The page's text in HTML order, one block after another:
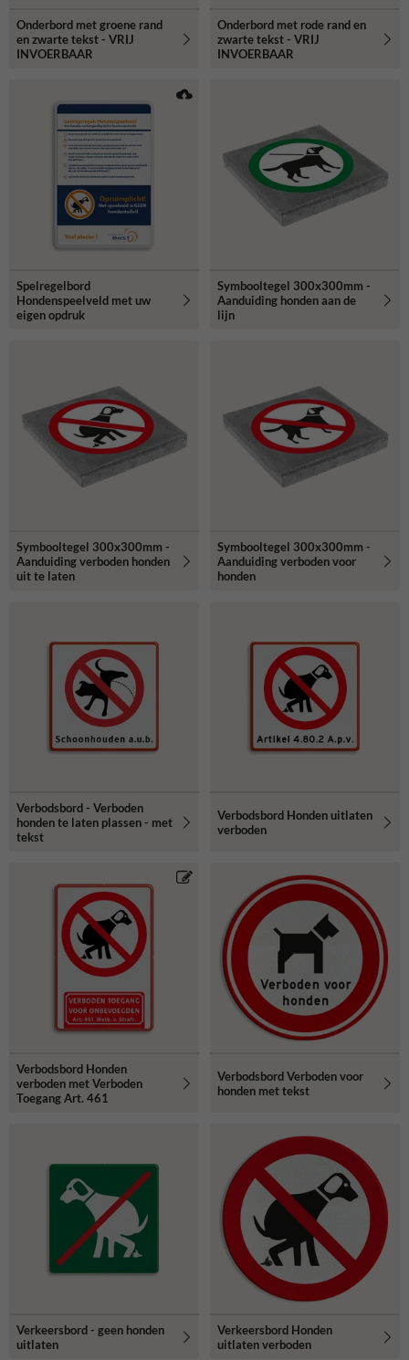
Onderbord met groene rand
en zwarte tekst - VRIJ
INVOERBAAR
Onderbord met rode rand en
zwarte tekst - VRIJ
INVOERBAAR
Spelregelbord
Hondenspeelveld met uw
eigen opdruk
Symbooltegel 300x300mm -
Aanduiding honden aan de
lijn
Symbooltegel 300x300mm -
Aanduiding verboden honden
uit te laten
Symbooltegel 300x300mm -
Aanduiding verboden voor
honden
Verbodsbord - Verboden
honden te laten plassen - met
tekst
Verbodsbord Honden uitlaten
verboden
Verbodsbord Honden
verboden met Verboden
Toegang Art. 461
Verbodsbord Verboden voor
honden met tekst
Verkeersbord - geen honden
uitlaten
Verkeersbord Honden
uitlaten verboden